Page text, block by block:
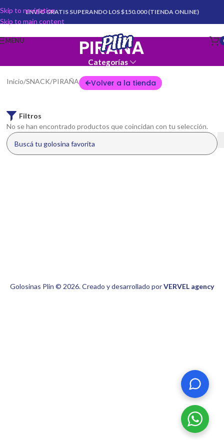
Skip to navigation
Skip to main content
ENVÍO GRATIS SUPERANDO LOS $150.000 (TIENDA ONLINE)
MENU PIRAÑA
Categorías
Inicio SNACK PIRAÑA Volver a la tienda
Filtros
No se han encontrado productos que coincidan con tu selección.
Golosinas Plin © 2026. Creado y desarrollado porVERVEL agency